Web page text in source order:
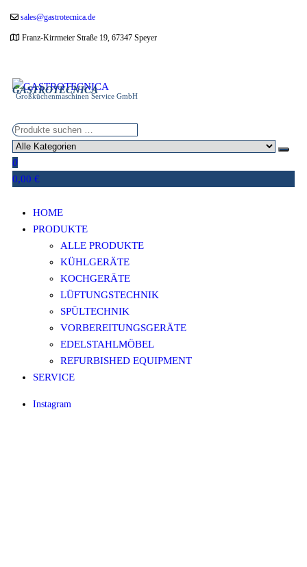
Zumsales@gastrotecnica.de
Franz-Kirrmeier Straße 19, 67347 Speyer
GASTROTECNICA
Großküchenmaschinen Service GmbH
0
0,00 €
HOME
PRODUKTE
ALLE PRODUKTE
KÜHLGERÄTE
KOCHGERÄTE
LÜFTUNGSTECHNIK
SPÜLTECHNIK
VORBEREITUNGSGERÄTE
EDELSTAHLMÖBEL
REFURBISHED EQUIPMENT
SERVICE
Instagram